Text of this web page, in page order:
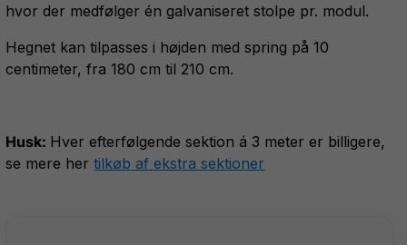
hvor der medfølger én galvaniseret stolpe pr. modul.
Hegnet kan tilpasses i højden med spring på 10
centimeter, fra 180 cm til 210 cm.
Husk: Hver efterfølgende sektion á 3 meter er billigere,
se mere hertilkøb af ekstra sektioner